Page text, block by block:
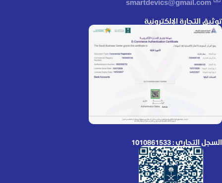
smartdevics@gmail.com
توثيق التجارة الإلكترونية
السجل التجاري : 1010861533